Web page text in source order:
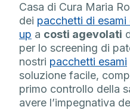
Casa di Cura Maria
dei pacchetti di
up a costi agevolati
per lo screening di
nostri pacchetti esami
soluzione facile,
primo controllo della
avere l’impegnativa